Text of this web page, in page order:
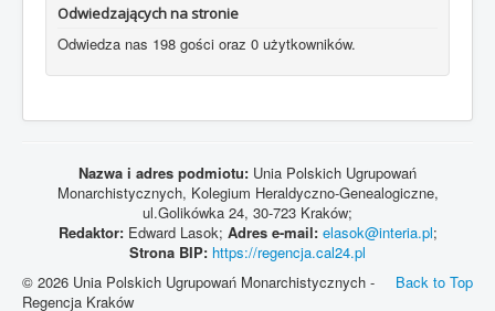
Odwiedzających na stronie
Odwiedza nas 198 gości oraz 0 użytkowników.
Nazwa i adres podmiotu: Unia Polskich Ugrupowań
Monarchistycznych, Kolegium Heraldyczno-Genealogiczne,
ul.Golikówka 24, 30-723 Kraków;
Redaktor: Edward Lasok; Adres e-mail: elasok@interia.pl;
Strona BIP: https://regencja.cal24.pl
Back to Top
© 2026 Unia Polskich Ugrupowań Monarchistycznych -
Regencja Kraków